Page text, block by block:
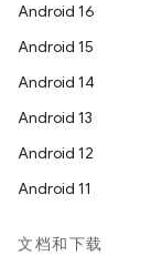
Android 16
Android 15
Android 14
Android 13
Android 12
Android 11
文档和下载